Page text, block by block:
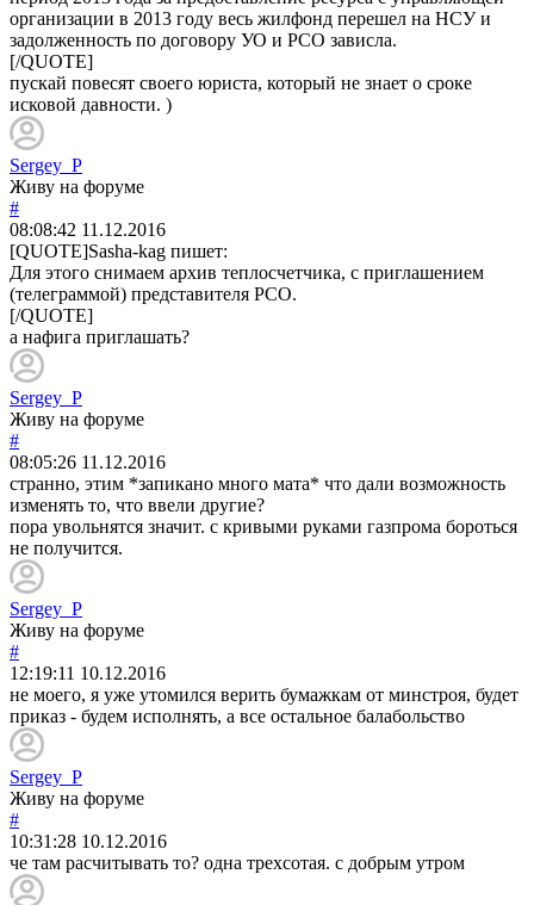
организации в 2013 году весь жилфонд перешел на НСУ и
задолженность по договору УО и РСО зависла.
[/QUOTE]
пускай повесят своего юриста, который не знает о сроке
исковой давности. )
Sergey_P
Живу на форуме
#
08:08:42 11.12.2016
[QUOTE]Sasha-kag пишет:
Для этого снимаем архив теплосчетчика, с приглашением
(телеграммой) представителя РСО.
[/QUOTE]
а нафига приглашать?
Sergey_P
Живу на форуме
#
08:05:26 11.12.2016
странно, этим *запикано много мата* что дали возможность
изменять то, что ввели другие?
пора увольнятся значит. с кривыми руками газпрома бороться
не получится.
Sergey_P
Живу на форуме
#
12:19:11 10.12.2016
не моего, я уже утомился верить бумажкам от минстроя, будет
приказ - будем исполнять, а все остальное балабольство
Sergey_P
Живу на форуме
#
10:31:28 10.12.2016
че там расчитывать то? одна трехсотая. с добрым утром